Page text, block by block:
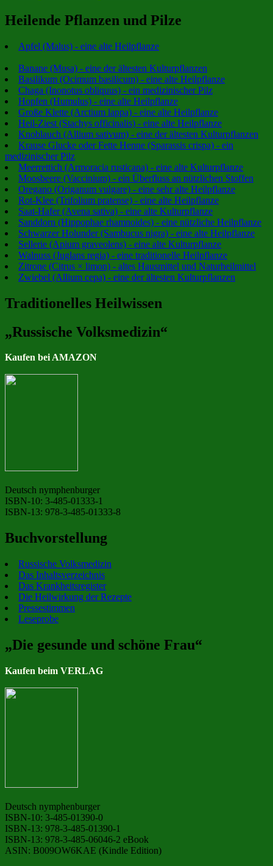
Heilende Pflanzen und Pilze
Apfel (Malus) - eine alte Heilpflanze
Banane (Musa) - eine der ältesten Kulturpflanzen
Basilikum (Ocimum basilicum) - eine alte Heilpflanze
Chaga (Inonotus obliquus) - ein medizinischer Pilz
Hopfen (Humulus) - eine alte Heilpflanze
Große Klette (Arctium lappa) - eine alte Heilpflanze
Heil-Ziest (Stachys officinalis) - eine alte Heilpflanze
Knoblauch (Allium sativum) - eine der ältesten Kulturpflanzen
Krause Glucke oder Fette Henne (Sparassis crispa) - ein
medizinischer Pilz
Meerrettich (Armoracia rusticana) - eine alte Kulturpflanze
Moosbeere (Vaccinium) - ein Überfluss an nützlichen Stoffen
Oregano (Origanum vulgare) - eine sehr alte Heilpflanze
Rot-Klee (Trifolium pratense) - eine alte Heilpflanze
Saat-Hafer (Avena sativa) - eine alte Kulturpflanze
Sanddorn (Hippophae rhamnoides) - eine nützliche Heilpflanze
Schwarzer Holunder (Sambucus nigra) - eine alte Heilpflanze
Sellerie (Apium graveolens) - eine alte Kulturpflanze
Walnuss (Juglans regia) - eine traditionelle Heilpflanze
Zitrone (Citrus × limon) - altes Hausmittel und Naturheilmittel
Zwiebel (Allium cepa) - eine der ältesten Kulturpflanzen
Traditionelles Heilwissen
„Russische Volksmedizin“
Kaufen bei AMAZON
Deutsch nymphenburger
ISBN-10: 3-485-01333-1
ISBN-13: 978-3-485-01333-8
Buchvorstellung
Russische Volksmedizin
Das Inhaltsverzeichnis
Das Krankheitsregister
Die Heilwirkung der Rezepte
Pressestimmen
Leseprobe
„Die gesunde und schöne Frau“
Kaufen beim VERLAG
Deutsch nymphenburger
ISBN-10: 3-485-01390-0
ISBN-13: 978-3-485-01390-1
ISBN-13: 978-3-485-06046-2 eBook
ASIN: B009OW6KAE (Kindle Edition)